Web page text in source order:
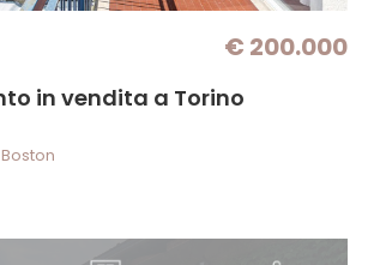
€ 200.000
in vendita a Torino